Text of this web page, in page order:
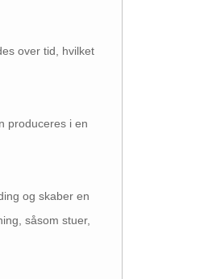
over tid, hvilket
produceres i en
og skaber en
såsom stuer,